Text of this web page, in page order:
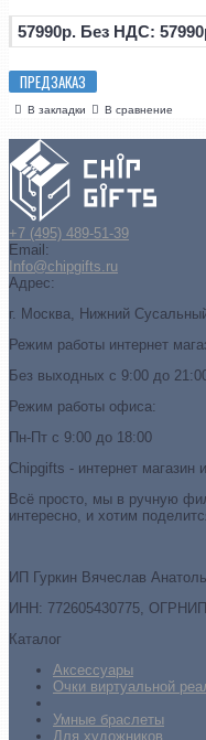
57990р. Без НДС:
ПРЕДЗАКАЗ
В закладки В сравнение
+7 (495) 489-51-39
Email:
Info@chipgifts.ru
Адрес:
г. Москва, Нижний
Режим работы интернет
Без выходных с 9:00 до
Режим работы офиса:
Пн-Пт с 9:00 до 18:00
Chipgifts - интернет магазин
Всё просто, мы в ручную
интересно, и хотим
ИП Гуркин Вячеслав
ИНН: 772605430775,
Каталог
Аксессуары
Очки виртуальной
Умные браслеты
Для художников